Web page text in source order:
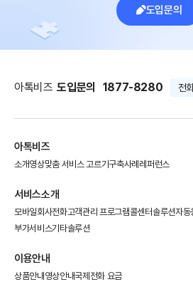
도입문의
아톡비즈 도입문의 1877-8280 전
아톡비즈
소개영상맞춤 서비스 고르기구축사례레퍼런스
서비스소개
모바일회사전화고객관리 프로그램콜센터솔루션자동
부가서비스기타솔루션
이용안내
상품안내영상안내국제전화 요금